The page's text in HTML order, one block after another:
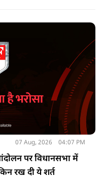
पड़ने पर एयरलिफ्ट कर
हैं.
07 Aug, 2026 04:07 PM
आंदोलन पर विधानसभा में
रख दी ये शर्त